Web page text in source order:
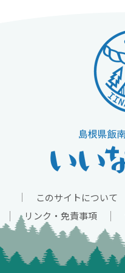
このサイトについて
リンク・免責事項